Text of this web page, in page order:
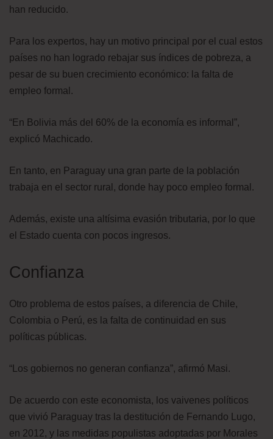
han reducido.
Para los expertos, hay un motivo principal por el cual estos
países no han logrado rebajar sus índices de pobreza, a
pesar de su buen crecimiento económico: la falta de
empleo formal.
“En Bolivia más del 60% de la economía es informal”,
explicó Machicado.
En tanto, en Paraguay una gran parte de la población
trabaja en el sector rural, donde hay poco empleo formal.
Además, existe una altísima evasión tributaria, por lo que
el Estado cuenta con pocos ingresos.
Confianza
Otro problema de estos países, a diferencia de Chile,
Colombia o Perú, es la falta de continuidad en sus
políticas públicas.
“Los gobiernos no generan confianza”, afirmó Masi.
De acuerdo con este economista, los vaivenes políticos
que vivió Paraguay tras la destitución de Fernando Lugo,
en 2012, y las medidas populistas adoptadas por Morales